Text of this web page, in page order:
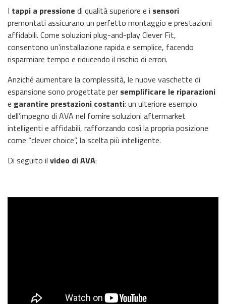
I tappi a pressione di qualità superiore e i sensori
premontati assicurano un perfetto montaggio e prestazioni
affidabili. Come soluzioni plug-and-play Clever Fit,
consentono un’installazione rapida e semplice, facendo
risparmiare tempo e riducendo il rischio di errori.
Anziché aumentare la complessità, le nuove vaschette di
espansione sono progettate per semplificare le riparazioni
e garantire prestazioni costanti: un ulteriore esempio
dell’impegno di AVA nel fornire soluzioni aftermarket
intelligenti e affidabili, rafforzando così la propria posizione
come “clever choice”, la scelta più intelligente.
Di seguito il video di AVA: